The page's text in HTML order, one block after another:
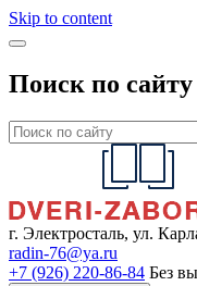
Skip to content
Поиск по сайту
г. Электросталь, ул.
radin-76@ya.ru
+7 (926) 220-86-84 Без